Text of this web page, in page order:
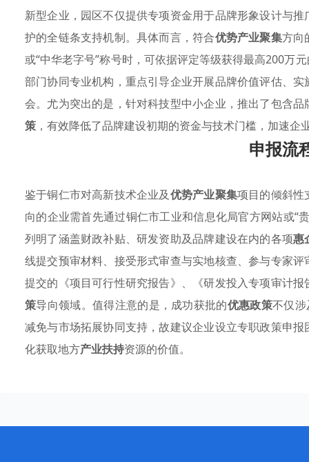
新型企业，园区不仅提供专项资金用于品牌形象设计与
护的全链条支持机制。具体而言，符合优势产业聚集方向
或“中华老字号”称号时，可依据评定等级获得最高200万
部门协同专业机构，重点引导企业开展品牌价值评估、
会。尤为突出的是，针对科技型中小企业，推出了包含
策 ，有效降低了品牌建设初期的资金与技术门槛，加速企
申报流
鉴于铜仁市对高新技术企业及优势产业聚集项目的倾斜性
向的企业需首先通过铜仁市工业和信息化局官方网站或“
列明了涵盖财政补贴、研发资助及品牌建设在内的各项惠
线提交预审材料、接受形式审查与实地核查、参与专家
提交的《项目可行性研究报告》、《研发投入专项审计
策导向领域。值得注意的是，成功获批的优惠政策不仅
减免与市场拓展协同支持，故建议企业设立专职政策申
化获取地方产业扶持资源的价值。